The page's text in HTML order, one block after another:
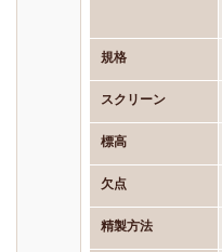
規格
スクリーン
標高
欠点
精製方法